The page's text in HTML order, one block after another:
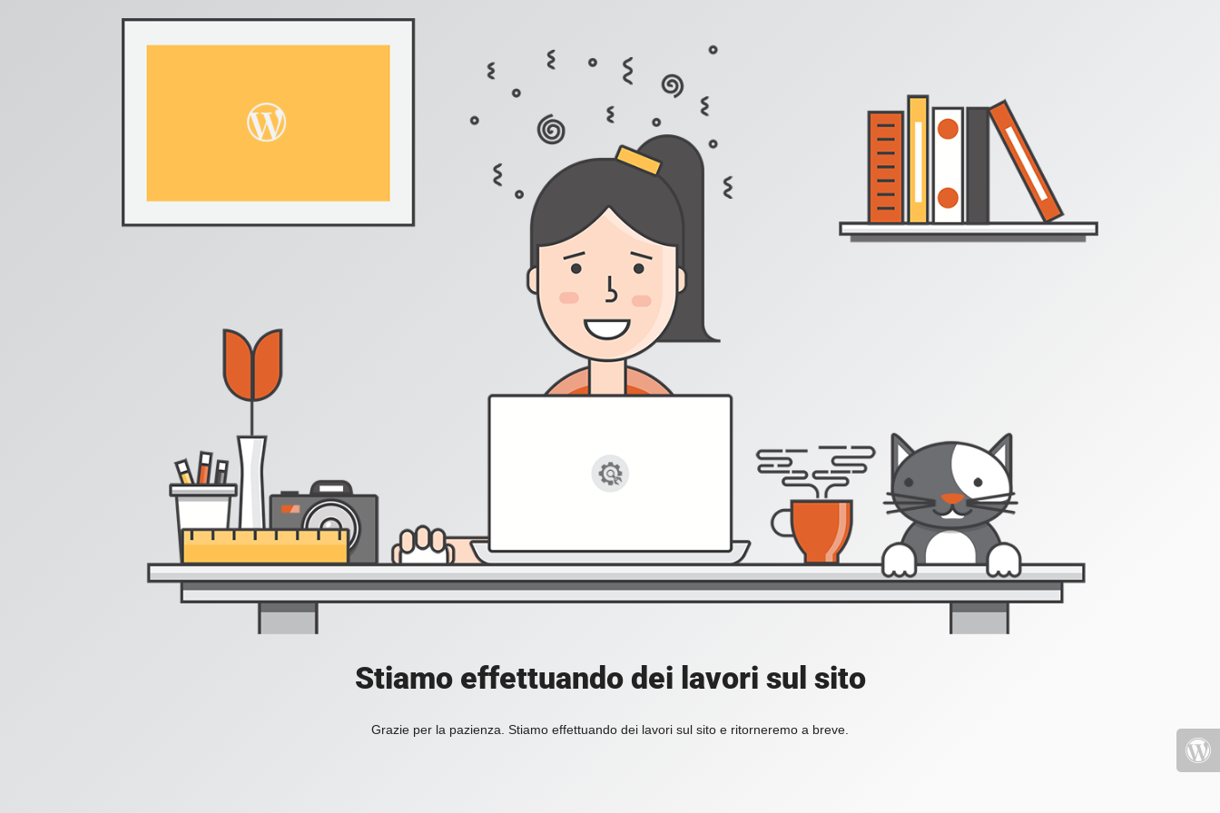
Stiamo effettuando dei lavori sul sito
Grazie per la pazienza. Stiamo effettuando dei lavori sul sito e ritorneremo a breve.